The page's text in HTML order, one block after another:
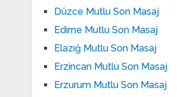
Düzce Mutlu Son Masaj
Edirne Mutlu Son Masaj
Elazığ Mutlu Son Masaj
Erzincan Mutlu Son Masaj
Erzurum Mutlu Son Masaj